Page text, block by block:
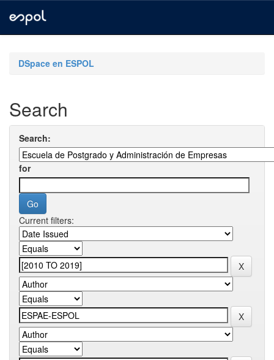
navigationDSpace en ESPOL
Search
Search:
for
Current filters: